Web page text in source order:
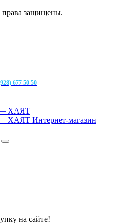
защищены.
677 50 50
Интернет-магазин
на сайте!